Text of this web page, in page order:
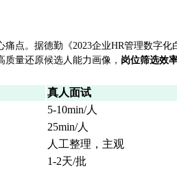
痛点。据德勤《2023企业HR管理数字
量还原候选人能力画像， 岗位筛选效
真人面试
5-10min/人
25min/人
人工整理，主观
1-2天/批